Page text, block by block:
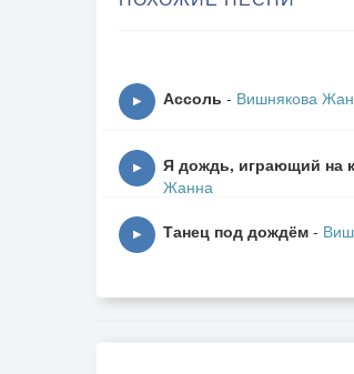
Она одна лишь слышит
Биение сердец.
▶ Ассоль - Вишнякова
▶ Я дождь, играющий на
Жанна
▶ Танец под дождём -